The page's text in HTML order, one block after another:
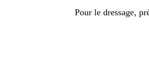
Pour le dressage,